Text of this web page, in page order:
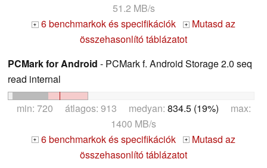
51.2 MB/s
+ 6 benchmarkok és specifikációk +
Mutasd az
összehasonlító táblázatot
PCMark for Android - PCMark f. Android Storage 2.0 seq
read internal
min: 720 átlagos: 913 medyan: 834.5 (19%) max:
1400 MB/s
+ 6 benchmarkok és specifikációk +
Mutasd az
összehasonlító táblázatot